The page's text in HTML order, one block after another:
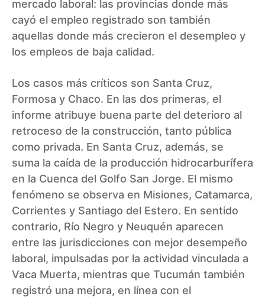
mercado laboral: las provincias donde más
cayó el empleo registrado son también
aquellas donde más crecieron el desempleo y
los empleos de baja calidad.
Los casos más críticos son Santa Cruz,
Formosa y Chaco. En las dos primeras, el
informe atribuye buena parte del deterioro al
retroceso de la construcción, tanto pública
como privada. En Santa Cruz, además, se
suma la caída de la producción hidrocarburífera
en la Cuenca del Golfo San Jorge. El mismo
fenómeno se observa en Misiones, Catamarca,
Corrientes y Santiago del Estero. En sentido
contrario, Río Negro y Neuquén aparecen
entre las jurisdicciones con mejor desempeño
laboral, impulsadas por la actividad vinculada a
Vaca Muerta, mientras que Tucumán también
registró una mejora, en línea con el